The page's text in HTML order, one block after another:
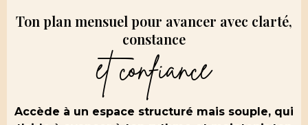
Ton plan mensuel pour avancer avec clarté,
constance
et confiance
Accède à un espace structuré mais souple, qui